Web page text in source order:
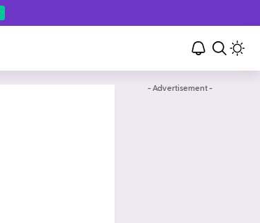
- Advertisement -